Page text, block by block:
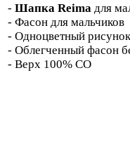
- Шапка Reima для
- Фасон для мальчиков
- Одноцветный
- Облегченный фасон
- Верх 100% CO